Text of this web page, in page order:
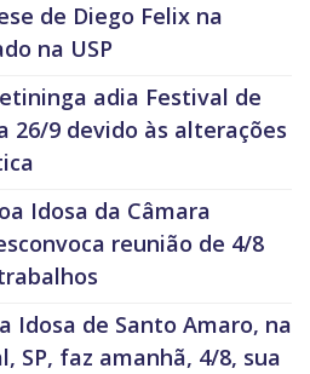
de Diego Felix na
na USP
adia Festival de
26/9 devido às alterações
Idosa da Câmara
reunião de 4/8
Idosa de Santo Amaro, na
SP, faz amanhã, 4/8, sua